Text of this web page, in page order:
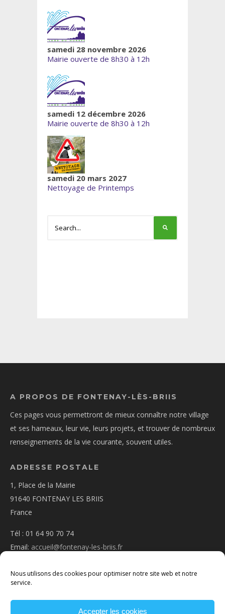
Nous utilisons des cookies pour optimiser notre site web et notre
service.
Accepter les cookies
samedi 28 novembre 2026
Mairie ouverte de 8h30 à 12h
samedi 12 décembre 2026
Mairie ouverte de 8h30 à 12h
samedi 20 mars 2027
Nettoyage de Printemps
A PROPOS DE FONTENAY-LÈS-BRIIS
Ces pages vous permettront de mieux connaître notre village
et ses hameaux, leur vie, leurs projets, et trouver de nombreux
renseignements de la vie courante, souvent utiles.
ADRESSE POSTALE
1, Place de la Mairie
91640 FONTENAY LES BRIIS
France
Tél : 01 64 90 70 74
Email: accueil@fontenay-les-briis.fr
NOUS CONTACTER